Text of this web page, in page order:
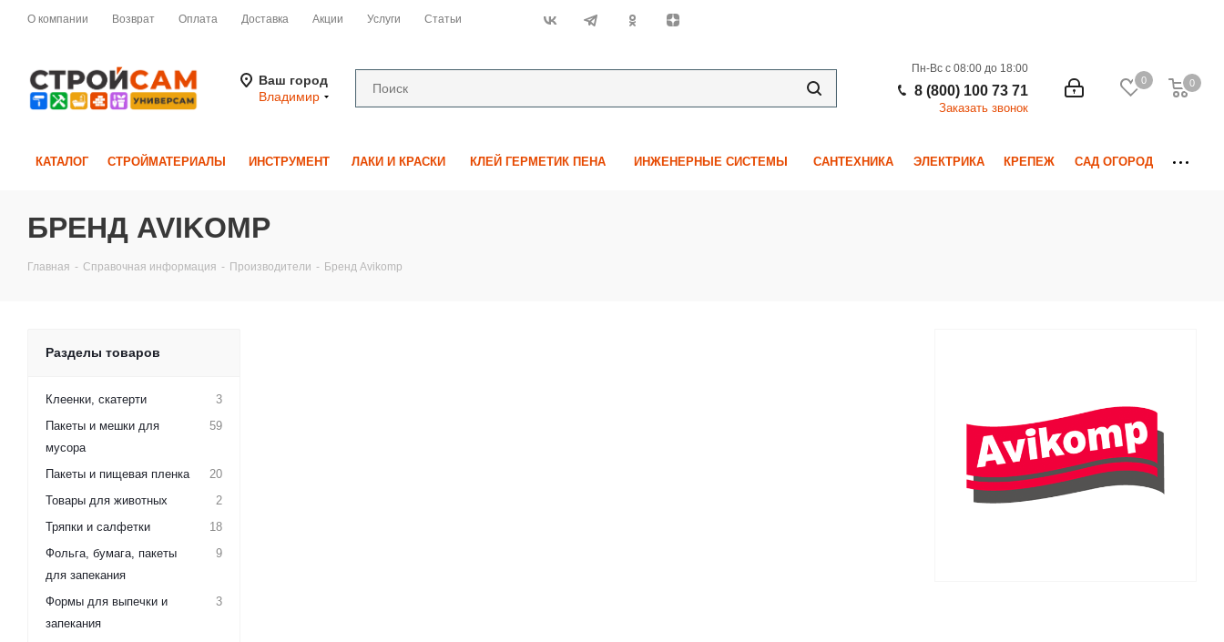
О компании Возврат Оплата Доставка Акции Услуги Статьи
Ваш город
Владимир
0 0
0
Пн-Вс с 08:00 до 18:00
8 (800) 100 73 71
Заказать звонок
КАТАЛОГ СТРОЙМАТЕРИАЛЫ ИНСТРУМЕНТ ЛАКИ И КРАСКИ КЛЕЙ ГЕРМЕТИК ПЕНА ИНЖЕНЕРНЫЕ СИСТЕМЫ САНТЕХНИКА ЭЛЕКТРИКА КРЕПЕЖ САД ОГОРОД
БРЕНД AVIKOMP
Главная - Справочная информация - Производители - Бренд Avikomp
Разделы товаров
Клеенки, скатерти
3
Пакеты и мешки для
мусора
59
Пакеты и пищевая пленка
20
Товары для животных
2
Тряпки и салфетки
18
Фольга, бумага, пакеты
для запекания
9
Формы для выпечки и
запекания
3